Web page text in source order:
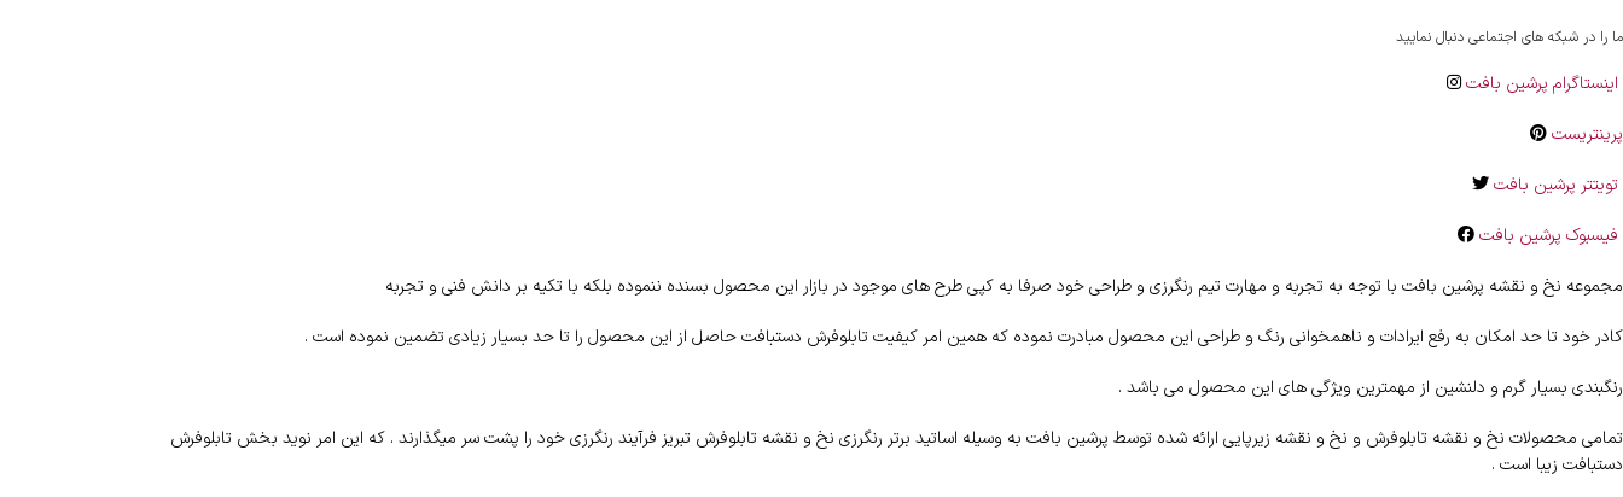
ما را در شبکه های اجتماعی دنبال نمایید
اینستاگرام پرشین بافت
پرینتریست
تویتتر پرشین بافت
فیسبوک پرشین بافت
مجموعه نخ و نقشه پرشین بافت با توجه به تجربه و مهارت تیم رنگرزی و طراحی خود صرفا به کپی طرح های موجود در بازار این محصول بسنده ننموده بلکه با تکیه بر دانش فنی و تجربه
کادر خود تا حد امکان به رفع ایرادات و ناهمخوانی رنگ و طراحی این محصول مبادرت نموده که همین امر کیفیت تابلوفرش دستبافت حاصل از این محصول را تا حد بسیار زیادی تضمین نموده است .
رنگبندی بسیار گرم و دلنشین از مهمترین ویژگی های این محصول می باشد .
تمامی محصولات نخ و نقشه تابلوفرش و نخ و نقشه زیرپایی ارائه شده توسط پرشین بافت به وسیله اساتید برتر رنگرزی نخ و نقشه تابلوفرش تبریز فرآیند رنگرزی خود را پشت سر میگذارند . که این امر نوید بخش تابلوفرش
دستبافت زیبا است .